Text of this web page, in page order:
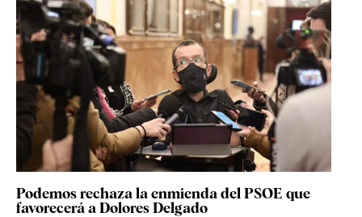
Podemos rechaza la enmienda del PSOE que
favorecerá a Dolores Delgado